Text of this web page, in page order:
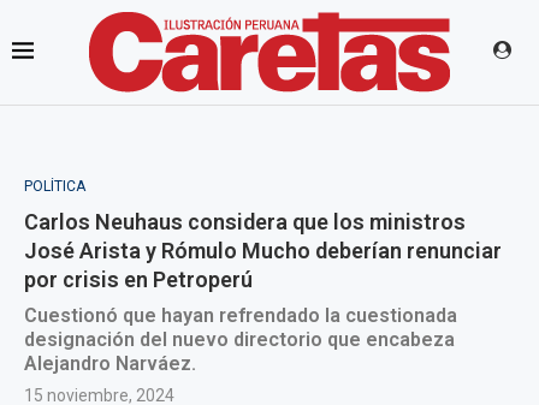
POLÍTICA
Carlos Neuhaus considera que los ministros
José Arista y Rómulo Mucho deberían renunciar
por crisis en Petroperú
Cuestionó que hayan refrendado la cuestionada
designación del nuevo directorio que encabeza
Alejandro Narváez.
15 noviembre, 2024